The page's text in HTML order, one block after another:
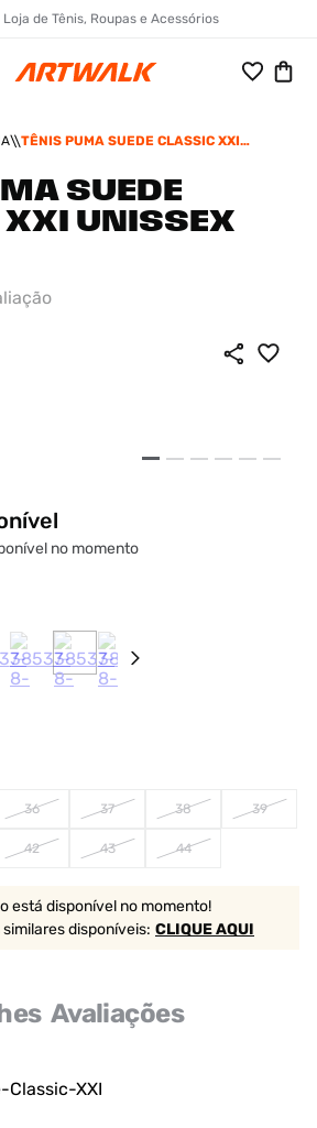
de Tênis, Roupas e Acessórios
TÊNIS PUMA SUEDE CLASSIC XXI
SUEDE
UNISSEX
no momento
36 37 38 39
42 43 44
está disponível no momento!
disponíveis: CLIQUE AQUI
Avaliações